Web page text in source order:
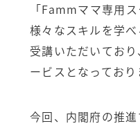
「Fammママ専用
様々なスキルを学
受講いただいてお
ービスとなっており
今回、内閣府の推